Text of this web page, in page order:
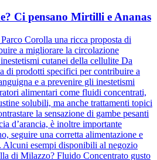
Ci pensano Mirtilli e Ananas
Corolla una ricca proposta di
a migliorare la circolazione
cutanei della cellulite Da
di prodotti specifici per contribuire a
e a prevenire gli inestetismi
alimentari come fluidi concentrati,
solubili, ma anche trattamenti topici
la sensazione di gambe pesanti
d’arancia, è inoltre importante
seguire una corretta alimentazione e
Alcuni esempi disponibili al negozio
di Milazzo? Fluido Concentrato gusto